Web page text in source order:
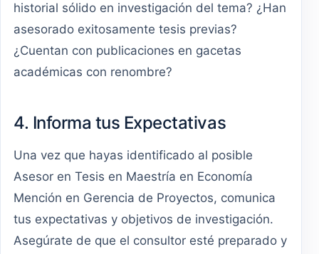
historial sólido en investigación del tema? ¿Han
asesorado exitosamente tesis previas?
¿Cuentan con publicaciones en gacetas
académicas con renombre?
4. Informa tus Expectativas
Una vez que hayas identificado al posible
Asesor en Tesis en Maestría en Economía
Mención en Gerencia de Proyectos, comunica
tus expectativas y objetivos de investigación.
Asegúrate de que el consultor esté preparado y